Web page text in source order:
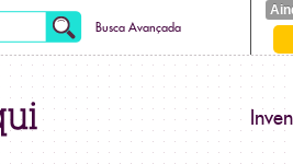
Busca Avançada